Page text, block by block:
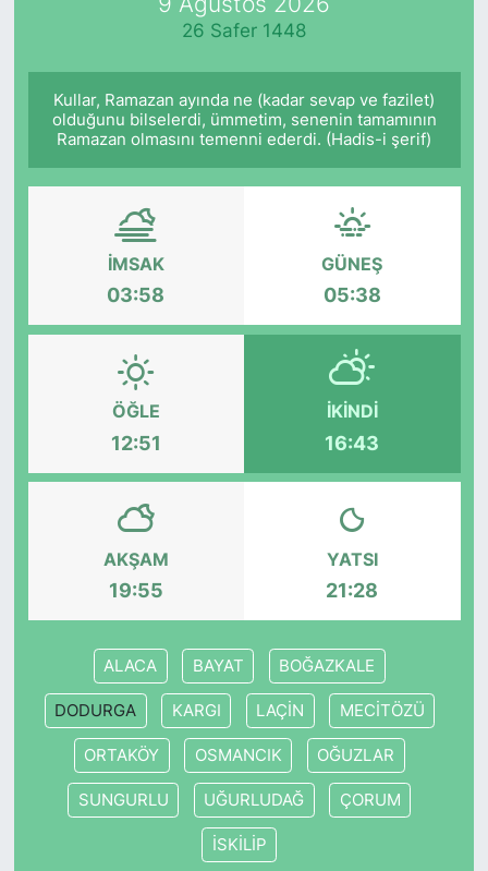
26 Safer 1448
Kullar, Ramazan ayında ne (kadar sevap ve fazilet)
olduğunu bilselerdi, ümmetim, senenin tamamının
Ramazan olmasını temenni ederdi. (Hadis-i şerif)
İMSAK
03:58
GÜNEŞ
05:38
ÖĞLE
12:51
İKINDI
16:43
AKŞAM
19:55
YATSI
21:28
ALACA BAYAT BOĞAZKALE
DODURGA KARGI LAÇİN MECİTÖZÜ
ORTAKÖY OSMANCIK OĞUZLAR
SUNGURLU UĞURLUDAĞ ÇORUM
İSKİLİP